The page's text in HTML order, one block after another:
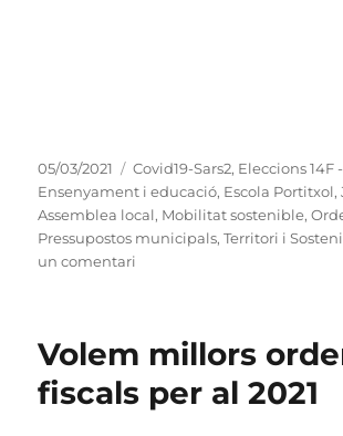
Publicat
el
05/03/2021 Categories
Covid19-Sars2, Eleccions 14F -
Ensenyament i educació, Escola Portitxol,
Assemblea local, Mobilitat sostenible,
Pressupostos municipals,Territori i
un comentari
butlletí
de
Volem millors
fiscals per al 2021